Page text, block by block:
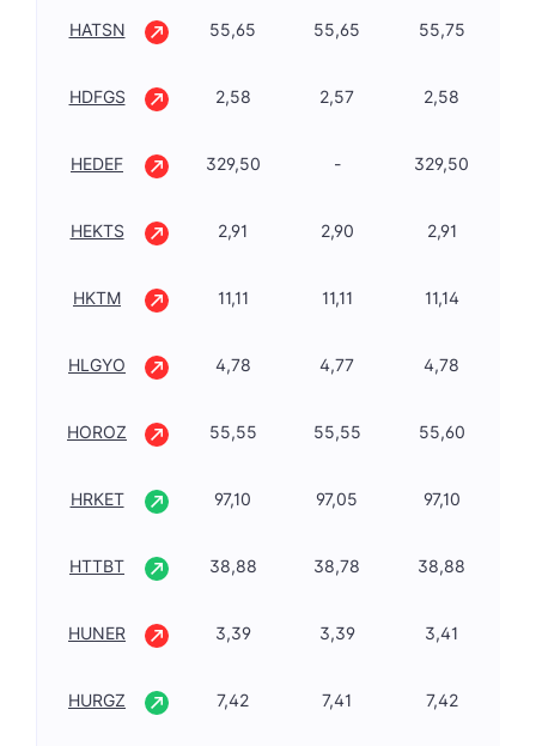
HATSN 55,65 55,65 55,75
HDFGS 2,58 2,57 2,58
HEDEF 329,50 - 329,50
HEKTS 2,91 2,90 2,91
HKTM 11,11 11,11 11,14
HLGYO 4,78 4,77 4,78
HOROZ 55,55 55,55 55,60
HRKET 97,10 97,05 97,10
HTTBT 38,88 38,78 38,88
HUNER 3,39 3,39 3,41
HURGZ 7,42 7,41 7,42